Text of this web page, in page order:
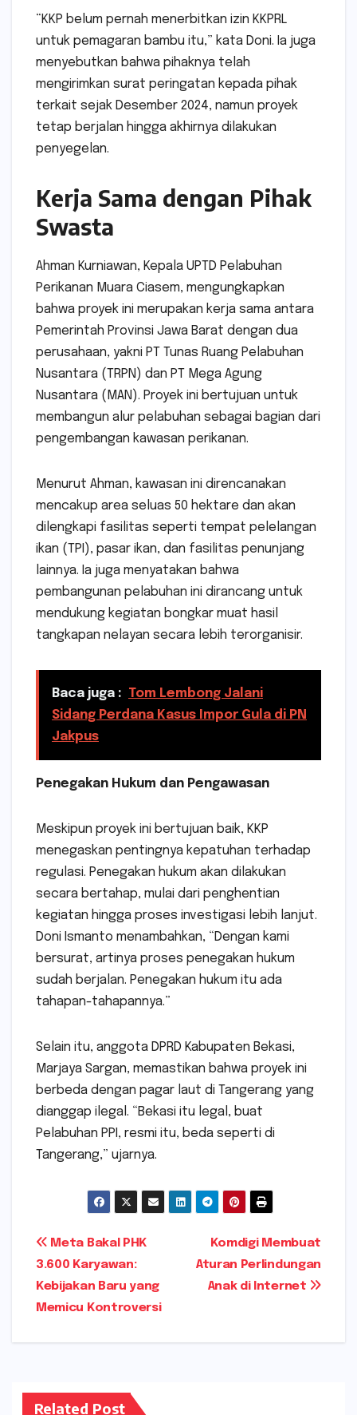
“KKP belum pernah menerbitkan izin KKPRL
untuk pemagaran bambu itu,” kata Doni. Ia juga
menyebutkan bahwa pihaknya telah
mengirimkan surat peringatan kepada pihak
terkait sejak Desember 2024, namun proyek
tetap berjalan hingga akhirnya dilakukan
penyegelan.
Kerja Sama dengan Pihak
Swasta
Ahman Kurniawan, Kepala UPTD Pelabuhan
Perikanan Muara Ciasem, mengungkapkan
bahwa proyek ini merupakan kerja sama antara
Pemerintah Provinsi Jawa Barat dengan dua
perusahaan, yakni PT Tunas Ruang Pelabuhan
Nusantara (TRPN) dan PT Mega Agung
Nusantara (MAN). Proyek ini bertujuan untuk
membangun alur pelabuhan sebagai bagian dari
pengembangan kawasan perikanan.
Menurut Ahman, kawasan ini direncanakan
mencakup area seluas 50 hektare dan akan
dilengkapi fasilitas seperti tempat pelelangan
ikan (TPI), pasar ikan, dan fasilitas penunjang
lainnya. Ia juga menyatakan bahwa
pembangunan pelabuhan ini dirancang untuk
mendukung kegiatan bongkar muat hasil
tangkapan nelayan secara lebih terorganisir.
Baca juga : Tom Lembong Jalani
Sidang Perdana Kasus Impor Gula di PN
Jakpus
Penegakan Hukum dan Pengawasan
Meskipun proyek ini bertujuan baik, KKP
menegaskan pentingnya kepatuhan terhadap
regulasi. Penegakan hukum akan dilakukan
secara bertahap, mulai dari penghentian
kegiatan hingga proses investigasi lebih lanjut.
Doni Ismanto menambahkan, “Dengan kami
bersurat, artinya proses penegakan hukum
sudah berjalan. Penegakan hukum itu ada
tahapan-tahapannya.”
Selain itu, anggota DPRD Kabupaten Bekasi,
Marjaya Sargan, memastikan bahwa proyek ini
berbeda dengan pagar laut di Tangerang yang
dianggap ilegal. “Bekasi itu legal, buat
Pelabuhan PPI, resmi itu, beda seperti di
Tangerang,” ujarnya.
Navigasi
pos
Komdigi Membuat
Aturan Perlindungan
Anak di Internet
Meta Bakal PHK
3.600 Karyawan:
Kebijakan Baru yang
Memicu Kontroversi
Related Post